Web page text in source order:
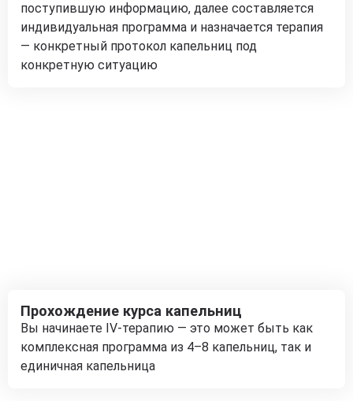
поступившую информацию, далее составляется
индивидуальная программа и назначается терапия
— конкретный протокол капельниц под
конкретную ситуацию
Прохождение курса капельниц
Вы начинаете IV-терапию — это может быть как
комплексная программа из 4–8 капельниц, так и
единичная капельница